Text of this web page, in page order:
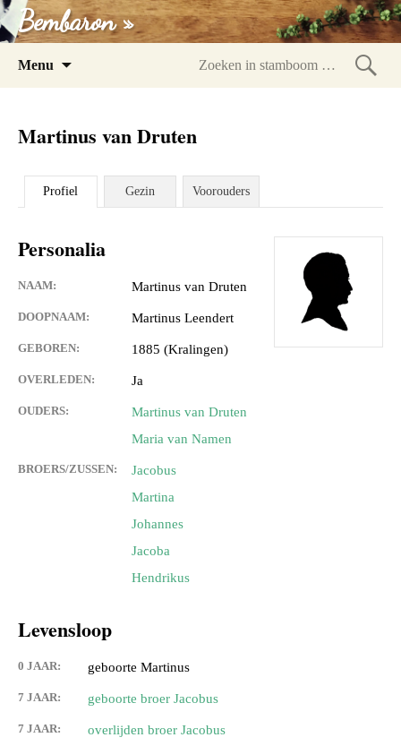
Bembaron »
Menu
Martinus van Druten
Profiel Gezin Voorouders
Personalia
NAAM: Martinus van Druten
DOOPNAAM: Martinus Leendert
GEBOREN: 1885 (Kralingen)
OVERLEDEN: Ja
OUDERS:
Martinus van Druten
Maria van Namen
BROERS/ZUSSEN:
Jacobus
Martina
Johannes
Jacoba
Hendrikus
Levensloop
0 JAAR: geboorte Martinus
7 JAAR: geboorte broer Jacobus
7 JAAR: overlijden broer Jacobus